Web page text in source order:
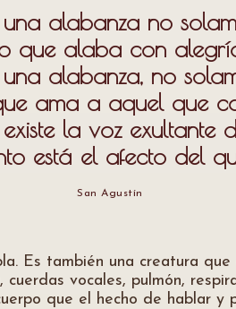
alabanza no
que alaba con
alabanza, no
ama a aquel que
la voz exultante
está el afecto del
San Agustín
Es también una creatura
cuerdas vocales, pulmón,
que el hecho de hablar y